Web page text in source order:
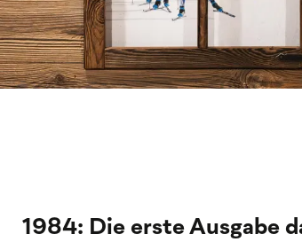
1984: Die erste Ausgabe